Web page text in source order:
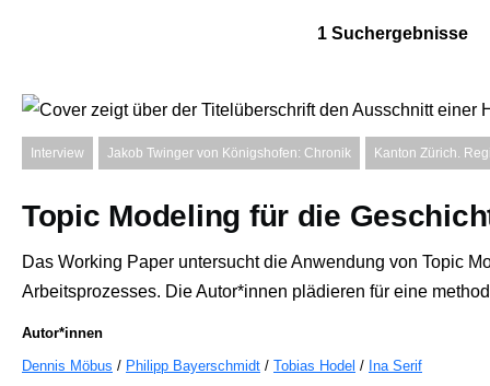
1 Suchergebnisse
Interview Jakob Twinger von Königshofen: Chronik Kanton Zürich.
Topic Modeling für die
Das Working Paper untersucht die Anwendung von Topic
Arbeitsprozesses. Die Autor*innen plädieren für eine
Autor*innen
Dennis Möbus
Philipp Bayerschmidt Tobias Hodel
Ina Serif